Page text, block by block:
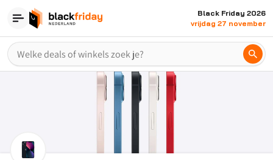
Black Friday 2026
vrijdag 27 november